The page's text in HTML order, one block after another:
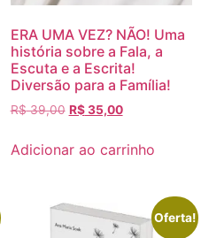
ERA UMA VEZ? NÃO! Uma
história sobre a Fala, a
Escuta e a Escrita!
Diversão para a Família!
R$39,00 R$35,00
Adicionar ao carrinho
Oferta!